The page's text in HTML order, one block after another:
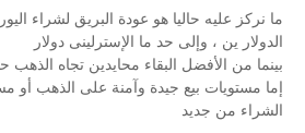
ما نركز عليه حاليا هو عودة البريق لشراء
الدولار ين ، وإلى حد ما الإسترلينى دولار
بينما من الأفضل البقاء محايدين تجاه
إما مستويات بيع جيدة وآمنة على الذهب أو
الشراء من جديد